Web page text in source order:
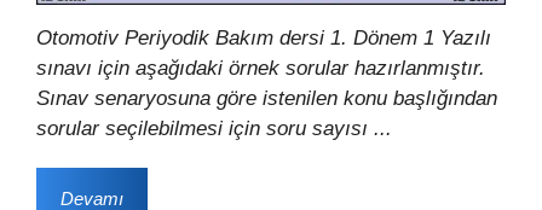
Otomotiv Periyodik Bakım dersi 1. Dönem 1 Yazılı
sınavı için aşağıdaki örnek sorular hazırlanmıştır.
Sınav senaryosuna göre istenilen konu başlığından
sorular seçilebilmesi için soru sayısı ...
Devamı